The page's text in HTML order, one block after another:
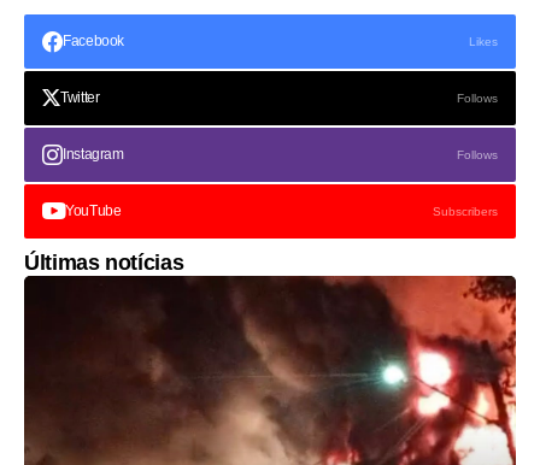
Facebook Likes
Twitter Follows
Instagram Follows
YouTube Subscribers
Últimas notícias